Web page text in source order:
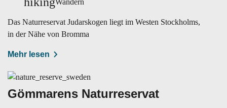
Das Naturreservat Judarskogen liegt im Westen Stockholms,
in der Nähe von Bromma
Mehr lesen
Gömmarens Naturreservat